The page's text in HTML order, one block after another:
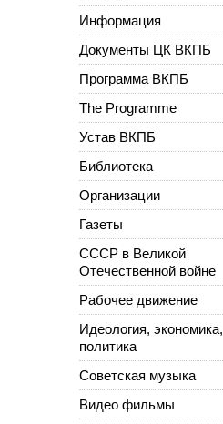
Информация
Документы ЦК ВКПБ
Программа ВКПБ
The Programme
Устав ВКПБ
Библиотека
Организации
Газеты
СССР в Великой
Отечественной войне
Рабочее движение
Идеология, экономика,
политика
Советская музыка
Видео фильмы